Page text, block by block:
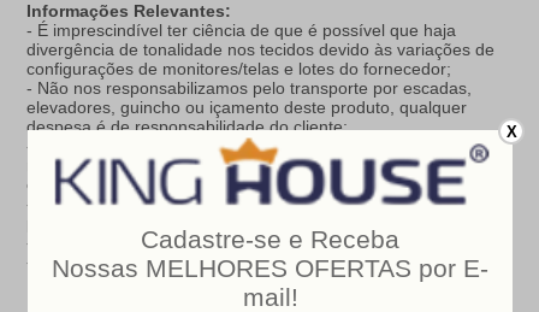
Informações Relevantes:
- É imprescindível ter ciência de que é possível que haja
divergência de tonalidade nos tecidos devido às variações de
configurações de monitores/telas e lotes do fornecedor;
- Não nos responsabilizamos pelo transporte por escadas,
elevadores, guincho ou içamento deste produto, qualquer
despesa é de responsabilidade do cliente;
- Verifique as dimensões do produto, certificando-se de que o
mesmo possa ser transportado por portas, corredores e
elevadores;
- Os objetos que decoram a imagem, não acompanham o
- Não nos responsabilizamos pela instalação e montagem;
- Prestamos assistência somente por defeitos de fabricação.
Nosso produto é certificado peloINMETRO
X